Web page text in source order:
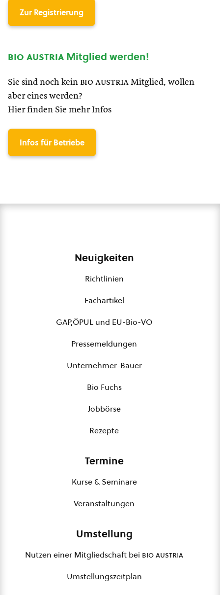
Zur Registrierung
bio austria Mitglied werden!
Sie sind noch kein bio austria Mitglied, wollen
aber eines werden?
Hier finden Sie mehr Infos
Infos für Betriebe
Neuigkeiten
Richtlinien
Fachartikel
GAP,ÖPUL und EU-Bio-VO
Pressemeldungen
Unternehmer-Bauer
Bio Fuchs
Jobbörse
Rezepte
Termine
Kurse & Seminare
Veranstaltungen
Umstellung
Nutzen einer Mitgliedschaft bei bio austria
Umstellungszeitplan